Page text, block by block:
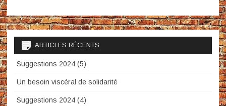
ARTICLES RÉCENTS
Suggestions 2024 (5)
Un besoin viscéral de solidarité
Suggestions 2024 (4)